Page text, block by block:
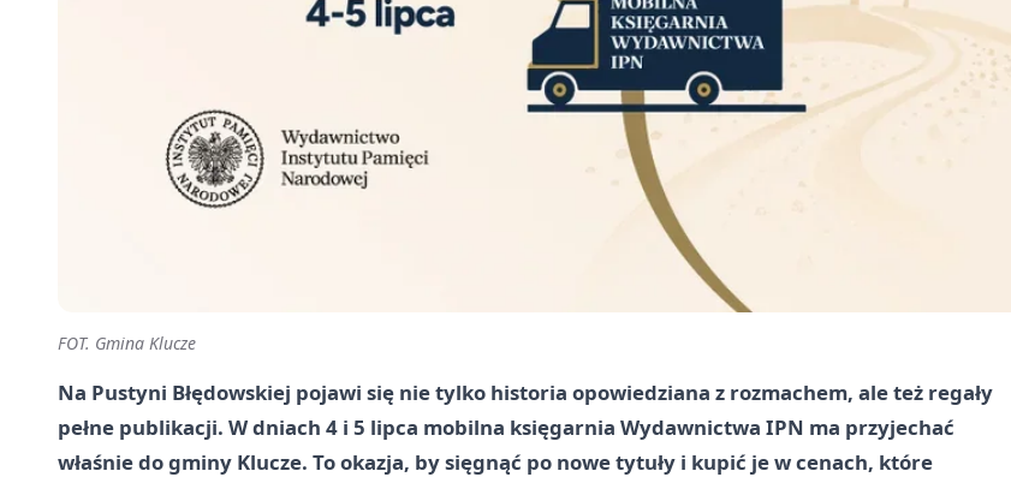
FOT. Gmina Klucze
Na Pustyni Błędowskiej pojawi się nie tylko historia opowiedziana z rozmachem, ale też regały
pełne publikacji. W dniach 4 i 5 lipca mobilna księgarnia Wydawnictwa IPN ma przyjechać
właśnie do gminy Klucze. To okazja, by sięgnąć po nowe tytuły i kupić je w cenach, które